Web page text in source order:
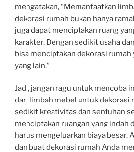
mengatakan, “Memanfaatkan
dekorasi rumah bukan hanya
juga dapat menciptakan ruang
karakter. Dengan sedikit usaha
bisa menciptakan dekorasi rumah
yang lain.”
Jadi, jangan ragu untuk mencoba
dari limbah mebel untuk dekorasi
sedikit kreativitas dan sentuhan
menciptakan ruangan yang indah
harus mengeluarkan biaya besar.
dan buat dekorasi rumah Anda